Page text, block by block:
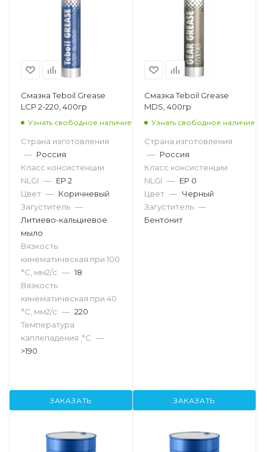
Смазка Teboil Grease
LCP 2-220, 400гр
Узнать свободное наличие
Страна изготовления
— Россия
Класс консистенции
NLGI — EP 2
Цвет — Коричневый
Загуститель —
Литиево-кальциевое
мыло
Вязкость
кинематическая при 100
°С, мм2/с — 18
Вязкость
кинематическая при 40
°С, мм2/с — 220
Температура
каплепадения ,°C —
>190
ЗАКАЗАТЬ
Смазка Teboil Grease
MDS, 400гр
Узнать свободное наличие
Страна изготовления
— Россия
Класс консистенции
NLGI — EP 0
Цвет — Черный
Загуститель —
Бентонит
ЗАКАЗАТЬ